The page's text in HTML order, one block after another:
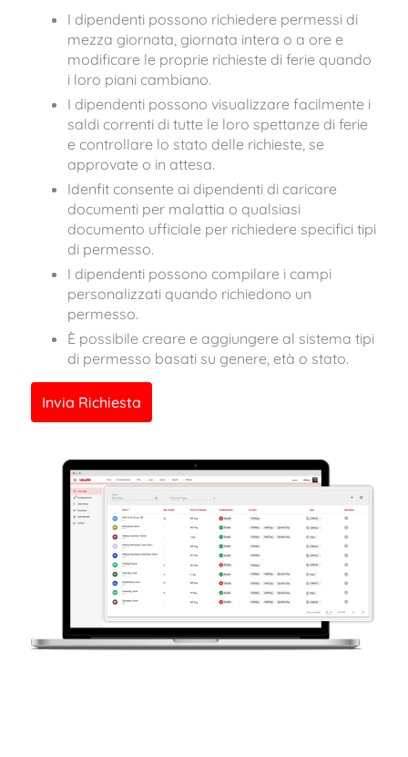
I dipendenti possono richiedere permessi di
mezza giornata, giornata intera o a ore e
modificare le proprie richieste di ferie quando
i loro piani cambiano.
I dipendenti possono visualizzare facilmente i
saldi correnti di tutte le loro spettanze di ferie
e controllare lo stato delle richieste, se
approvate o in attesa.
Idenfit consente ai dipendenti di caricare
documenti per malattia o qualsiasi
documento ufficiale per richiedere specifici tipi
di permesso.
I dipendenti possono compilare i campi
personalizzati quando richiedono un
permesso.
È possibile creare e aggiungere al sistema tipi
di permesso basati su genere, età o stato.
Invia Richiesta